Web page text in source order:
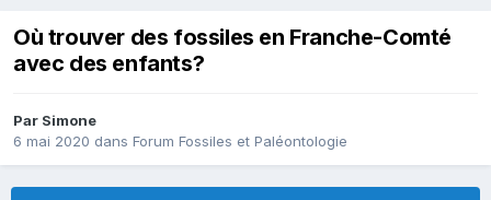
Où trouver des fossiles en Franche-Comté
avec des enfants?
Par Simone
6 mai 2020 dans Forum Fossiles et Paléontologie